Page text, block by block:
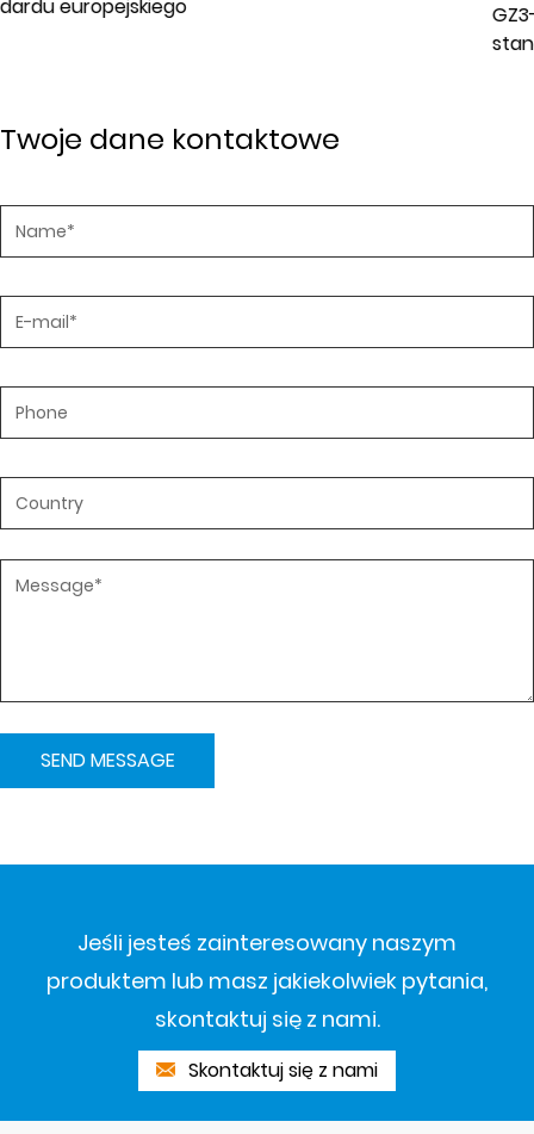
GZ3-16 Dwużyłowy przewód zasilający z
Twoje dane kontaktowe
Jeśli jesteś zainteresowany naszym
produktem lub masz jakiekolwiek pytania,
skontaktuj się z nami.
Skontaktuj się z nami